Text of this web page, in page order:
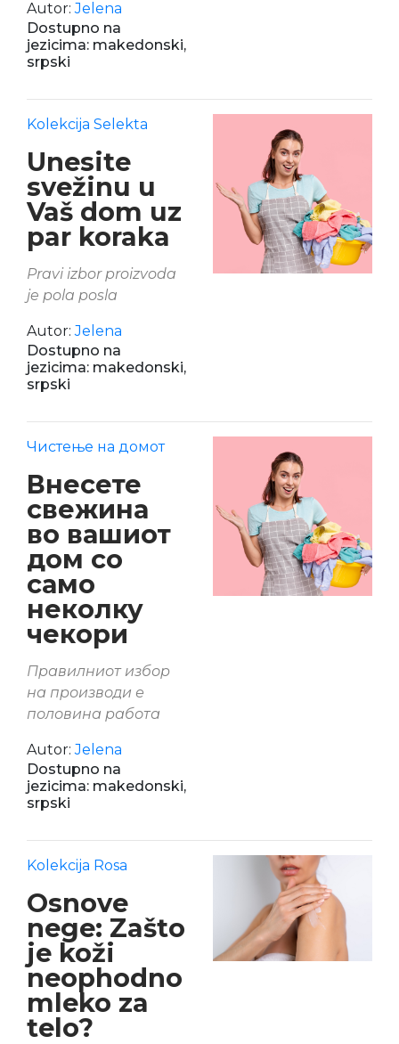
Autor:Jelena
Dostupno na
jezicima: makedonski,
srpski
Kolekcija Selekta
Unesite
svežinu u
Vaš dom uz
par koraka
Pravi izbor proizvoda
je pola posla
Autor:Jelena
Dostupno na
jezicima: makedonski,
srpski
Чистење на домот
Внесете
свежина
во вашиот
дом со
само
неколку
чекори
Правилниот избор
на производи е
половина работа
Autor:Jelena
Dostupno na
jezicima: makedonski,
srpski
Kolekcija Rosa
Osnove
nege: Zašto
je koži
neophodno
mleko za
telo?